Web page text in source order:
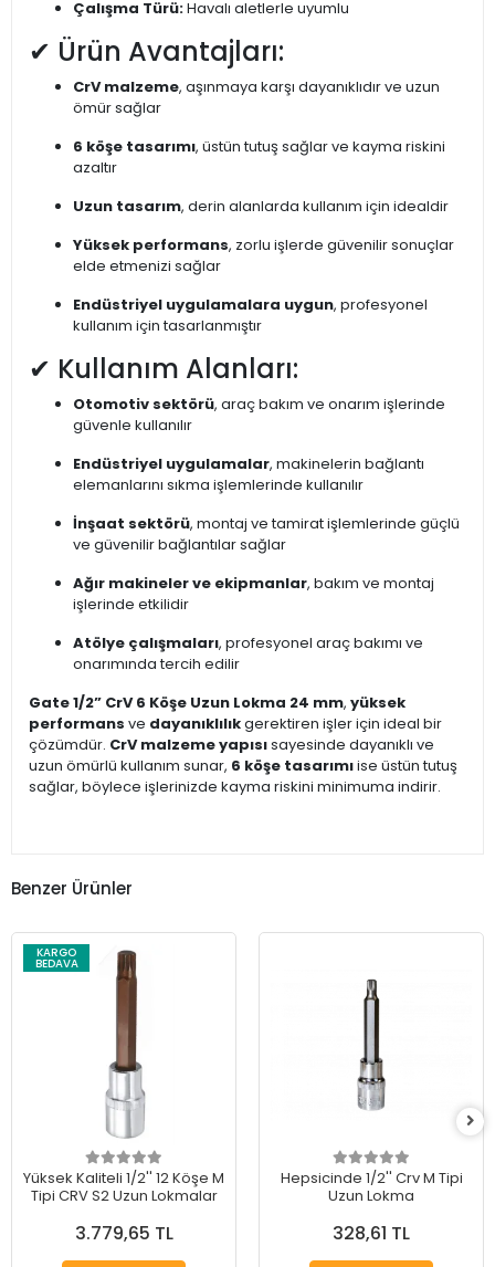
Çalışma Türü:Havalı aletlerle uyumlu
✔ Ürün Avantajları:
CrV malzeme, aşınmaya karşı dayanıklıdır ve uzun
ömür sağlar
6 köşe tasarımı, üstün tutuş sağlar ve kayma riskini
azaltır
Uzun tasarım, derin alanlarda kullanım için idealdir
Yüksek performans, zorlu işlerde güvenilir sonuçlar
elde etmenizi sağlar
Endüstriyel uygulamalara uygun, profesyonel
kullanım için tasarlanmıştır
✔ Kullanım Alanları:
Otomotiv sektörü, araç bakım ve onarım işlerinde
güvenle kullanılır
Endüstriyel uygulamalar, makinelerin bağlantı
elemanlarını sıkma işlemlerinde kullanılır
İnşaat sektörü, montaj ve tamirat işlemlerinde güçlü
ve güvenilir bağlantılar sağlar
Ağır makineler ve ekipmanlar, bakım ve montaj
işlerinde etkilidir
Atölye çalışmaları, profesyonel araç bakımı ve
onarımında tercih edilir
Gate 1/2” CrV 6 Köşe Uzun Lokma 24 mm, yüksek
performans ve dayanıklılıkgerektiren işler için ideal bir
çözümdür. CrV malzeme yapısısayesinde dayanıklı ve
uzun ömürlü kullanım sunar, 6 köşe tasarımıise üstün tutuş
sağlar, böylece işlerinizde kayma riskini minimuma indirir.
Benzer Ürünler
KARGO
BEDAVA
Yüksek Kaliteli 1/2'' 12 Köşe M
Tipi CRV S2 Uzun Lokmalar
3.779,65 TL
Hepsicinde 1/2'' Crv M Tipi
Uzun Lokma
328,61 TL